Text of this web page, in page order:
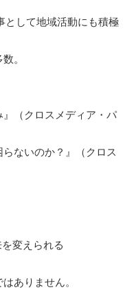
として地域活動にも積極
。
』（クロスメディア・パ
らないのか？』（クロス
変えられる
ありません。